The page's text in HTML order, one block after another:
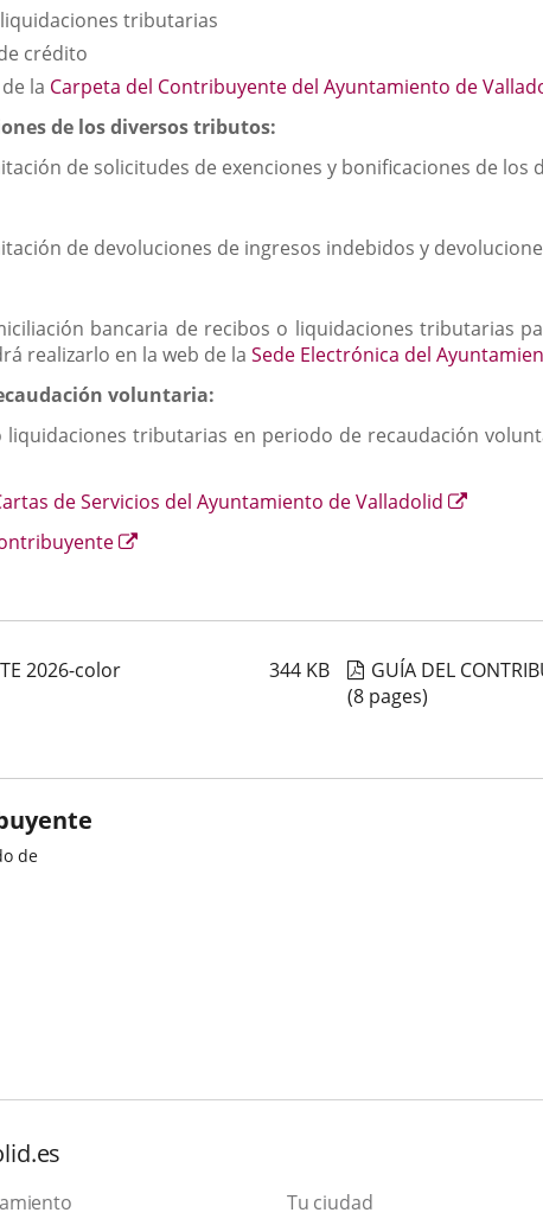
tributarias
crédito
la Carpeta del Contribuyente del Ayuntamiento de
de los diversos tributos:
de solicitudes de exenciones y bonificaciones de los
de devoluciones de ingresos indebidos y
bancaria de recibos o liquidaciones tributarias
realizarlo en la web de laSede Electrónica del
voluntaria:
tributarias en periodo de recaudación
de Servicios del Ayuntamiento de Valladolid
Enlace
Enlace
aplicación
2026-color 344 KB
GUÍA DEL
(8 pages)
de
Tu ciudad